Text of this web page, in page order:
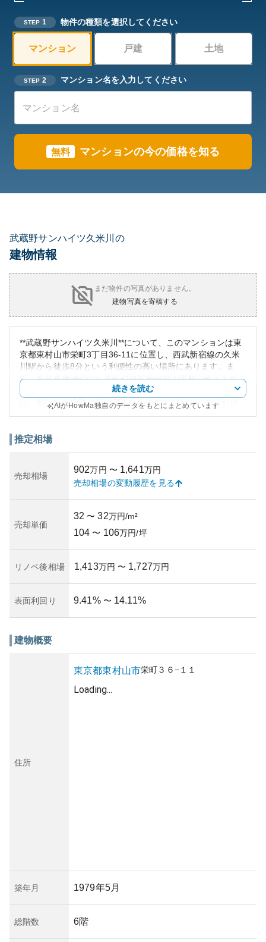
STEP 1 物件の種類を選択してください
マンション 戸建 土地
STEP 2 マンション名を入力してください
無料 マンションの今の価格を知る
武蔵野サンハイツ久米川の
建物情報
まだ物件の写真がありません。
建物写真を寄稿する
**武蔵野サンハイツ久米川**について、このマンションは東
京都東村山市栄町3丁目36-11に位置し、西武新宿線の久米
川駅から徒歩8分という利便性の高い場所にあります。ま
た、西武多摩湖線の八坂駅や西武新宿線の東村山駅へも徒
歩圏内で、交通のアクセスが非常に良好です。この立地
は、都心への通勤や周辺都市への移動に便利で、生活利便
れ、シンプルで機能性を重視した造りです。また、適度な
るものの、いまだ管理が行き届いていることから居住環境
**資産性**では、このエリアは都心へのアクセスが良好なた
す。ただし、築年数の経過に伴う経年劣化などの点で柔軟
な資産管理が求められる場面があります。
れています。これにより、他の中古物件と比べても落ち着
続きを読む
AIがHowMa独自のデータをもとにまとめています
推定相場
売却相場
902万円 〜 1,641万円
売却相場の変動履歴を見る
売却単価
32 〜 32万円/m²
104 〜 106万円/坪
リノベ後相場 1,413万円 〜 1,727万円
表面利回り 9.41% 〜 14.11%
建物概要
住所
東京都東村山市栄町３６−１１
Loading...
築年月 1979年5月
総階数 6階